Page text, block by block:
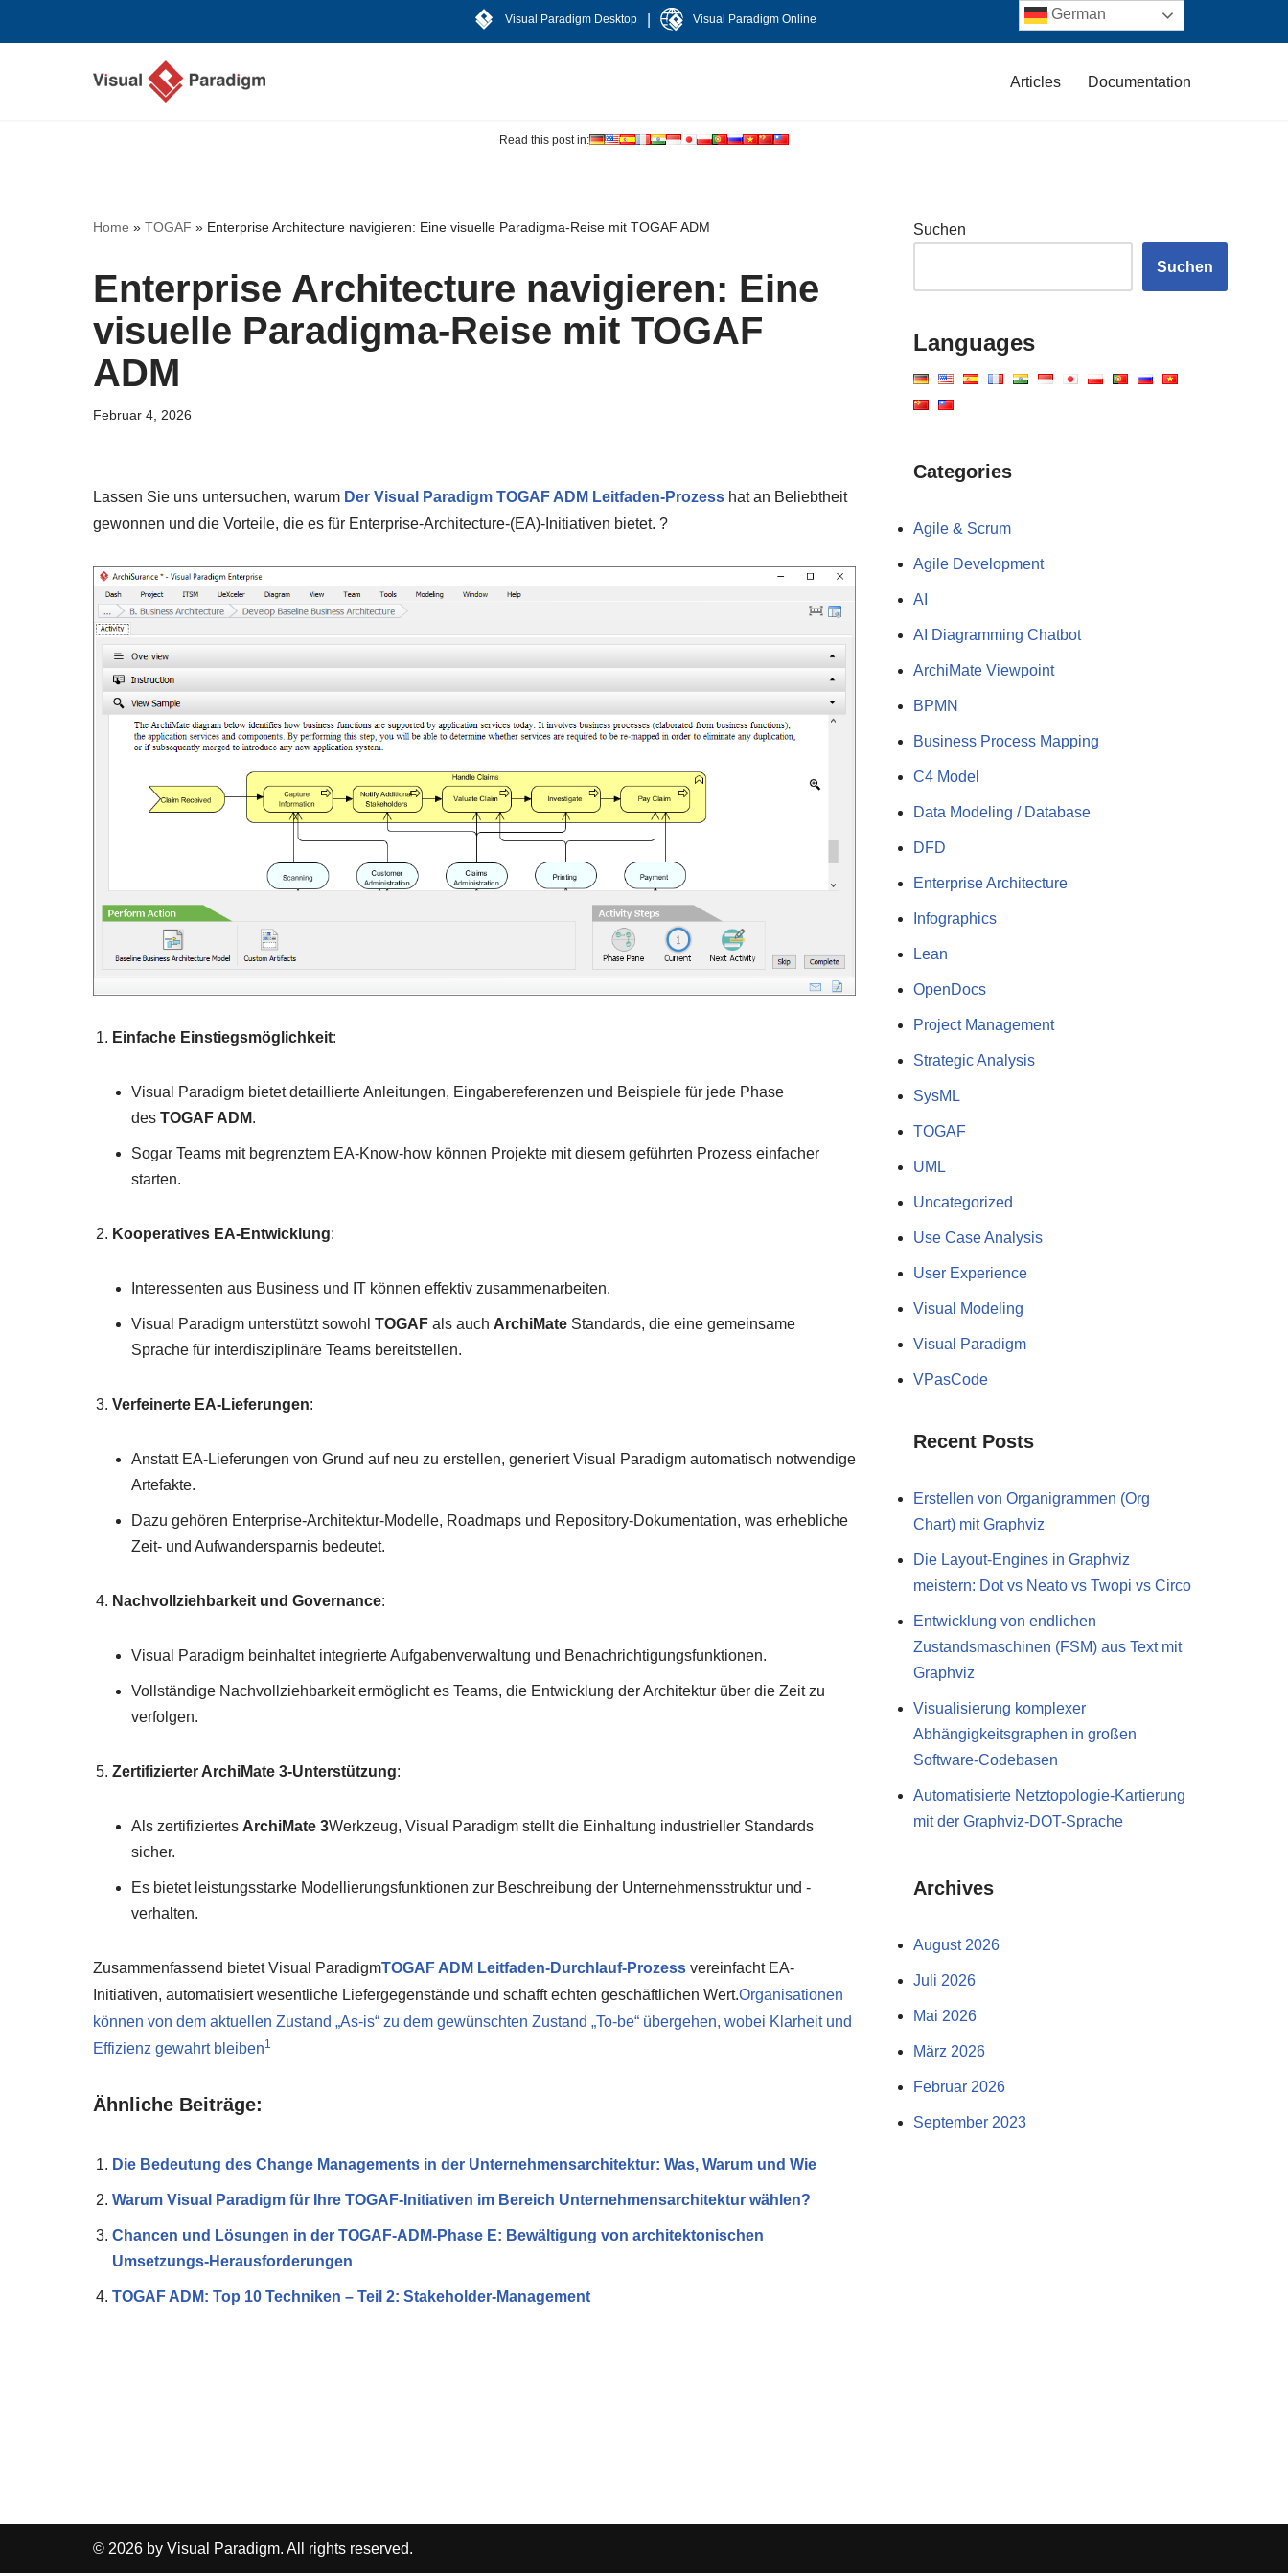
Visual Paradigm Desktop Visual Paradigm Online
Articles Documentation
Read this post in:
Home » TOGAF » Enterprise Architecture navigieren: Eine visuelle Paradigma-Reise mit TOGAF ADM
Enterprise Architecture navigieren: Eine
visuelle Paradigma-Reise mit TOGAF
ADM
Februar 4, 2026
Lassen Sie uns untersuchen, warum Der Visual Paradigm TOGAF ADM Leitfaden-Prozess hat an Beliebtheit
gewonnen und die Vorteile, die es für Enterprise-Architecture-(EA)-Initiativen bietet. ?
Einfache Einstiegsmöglichkeit:
Visual Paradigm bietet detaillierte Anleitungen, Eingabereferenzen und Beispiele für jede Phase
des TOGAF ADM.
Sogar Teams mit begrenztem EA-Know-how können Projekte mit diesem geführten Prozess einfacher
starten.
Kooperatives EA-Entwicklung:
Interessenten aus Business und IT können effektiv zusammenarbeiten.
Visual Paradigm unterstützt sowohl TOGAF als auch ArchiMate Standards, die eine gemeinsame
Sprache für interdisziplinäre Teams bereitstellen.
Verfeinerte EA-Lieferungen:
Anstatt EA-Lieferungen von Grund auf neu zu erstellen, generiert Visual Paradigm automatisch notwendige
Artefakte.
Dazu gehören Enterprise-Architektur-Modelle, Roadmaps und Repository-Dokumentation, was erhebliche
Zeit- und Aufwandersparnis bedeutet.
Nachvollziehbarkeit und Governance:
Visual Paradigm beinhaltet integrierte Aufgabenverwaltung und Benachrichtigungsfunktionen.
Vollständige Nachvollziehbarkeit ermöglicht es Teams, die Entwicklung der Architektur über die Zeit zu
verfolgen.
Zertifizierter ArchiMate 3-Unterstützung:
Als zertifiziertes ArchiMate 3Werkzeug, Visual Paradigm stellt die Einhaltung industrieller Standards
sicher.
Es bietet leistungsstarke Modellierungsfunktionen zur Beschreibung der Unternehmensstruktur und -
verhalten.
Zusammenfassend bietet Visual ParadigmTOGAF ADM Leitfaden-Durchlauf-Prozess vereinfacht EA-
Initiativen, automatisiert wesentliche Liefergegenstände und schafft echten geschäftlichen Wert.Organisationen
können von dem aktuellen Zustand „As-is“ zu dem gewünschten Zustand „To-be“ übergehen, wobei Klarheit und
Effizienz gewahrt bleiben1
Ähnliche Beiträge:
Die Bedeutung des Change Managements in der Unternehmensarchitektur: Was, Warum und Wie
Warum Visual Paradigm für Ihre TOGAF-Initiativen im Bereich Unternehmensarchitektur wählen?
Chancen und Lösungen in der TOGAF-ADM-Phase E: Bewältigung von architektonischen
Umsetzungs-Herausforderungen
TOGAF ADM: Top 10 Techniken – Teil 2: Stakeholder-Management
Suchen
Suchen
Languages
Categories
Agile & Scrum
Agile Development
AI
AI Diagramming Chatbot
ArchiMate Viewpoint
BPMN
Business Process Mapping
C4 Model
Data Modeling / Database
DFD
Enterprise Architecture
Infographics
Lean
OpenDocs
Project Management
Strategic Analysis
SysML
TOGAF
UML
Uncategorized
Use Case Analysis
User Experience
Visual Modeling
Visual Paradigm
VPasCode
Recent Posts
Erstellen von Organigrammen (Org
Chart) mit Graphviz
Die Layout-Engines in Graphviz
meistern: Dot vs Neato vs Twopi vs Circo
Entwicklung von endlichen
Zustandsmaschinen (FSM) aus Text mit
Graphviz
Visualisierung komplexer
Abhängigkeitsgraphen in großen
Software-Codebasen
Automatisierte Netztopologie-Kartierung
mit der Graphviz-DOT-Sprache
Archives
August 2026
Juli 2026
Mai 2026
März 2026
Februar 2026
September 2023
© 2026 by Visual Paradigm. All rights reserved.
German